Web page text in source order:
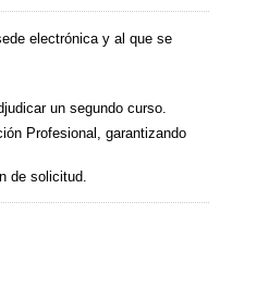
electrónica y al que se
un segundo curso.
Profesional, garantizando
de solicitud.